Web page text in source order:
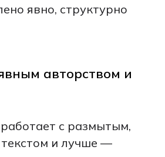
явно, структурно
авторством и
с размытым,
и лучше —